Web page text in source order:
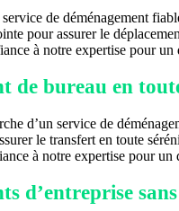
de déménagement
pour assurer le
à notre expertise pour un
de bureau en
d’un service de
le transfert en toute
à notre expertise pour
d’entreprise